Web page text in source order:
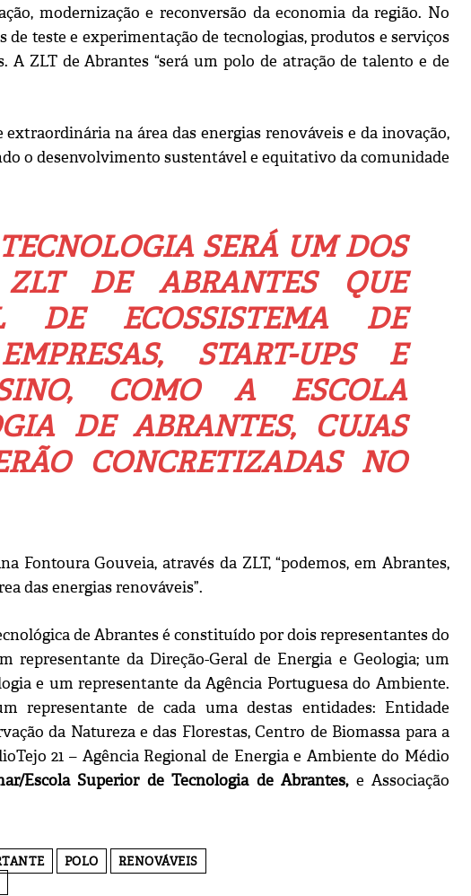
modernização e reconversão da economia da região. No
teste e experimentação de tecnologias, produtos e serviços
ZLT de Abrantes “será um polo de atração de talento e de
na área das energias renováveis e da inovação,
o desenvolvimento sustentável e equitativo da comunidade
SERÁ UM DOS
DE ABRANTES QUE
DE ECOSSISTEMA DE
START-UPS E
COMO A ESCOLA
DE ABRANTES, CUJAS
CONCRETIZADAS NO
Fontoura Gouveia, através da ZLT, “podemos, em Abrantes,
das energias renováveis”.
de Abrantes é constituído por dois representantes do
representante da Direção-Geral de Energia e Geologia; um
e um representante da Agência Portuguesa do Ambiente.
representante de cada uma destas entidades: Entidade
da Natureza e das Florestas, Centro de Biomassa para a
21 – Agência Regional de Energia e Ambiente do Médio
Escola Superior de Tecnologia de Abrantes,e Associação
POLO
RENOVÁVEIS